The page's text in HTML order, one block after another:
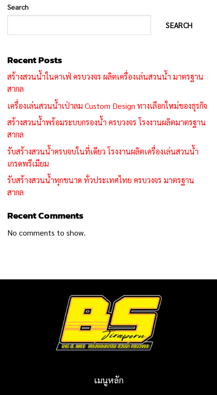
Search
SEARCH
Recent Posts
สร้างสวนน้ำในคาเฟ่ ครบวงจร ผลิตเครื่องเล่นสวนน้ำ มาตรฐาน
สากล
เครื่องเล่นสวนน้ำเป่าลม Custom Design ทางเลือกใหม่ของธุรกิจ
สร้างสวนน้ำพร้อมระบบกรองน้ำ ครบวงจร โรงงานผลิตมาตรฐาน
สากล
รับสร้างสวนน้ำครบจบในที่เดียว โรงงานผลิตเครื่องเล่นสวนน้ำ
เกรดพรีเมียม
รับสร้างสวนน้ำทุกขนาด ทั่วประเทศไทย ครบวงจร มาตรฐาน
สากล
Recent Comments
No comments to show.
เมนูหลัก